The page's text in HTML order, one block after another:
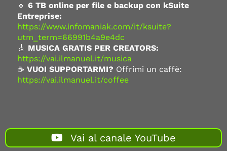
🔹 6 TB online per file e backup con kSuite
Entreprise:
https://www.infomaniak.com/it/ksuite?
utm_term=66991b4a9e4dc
🎸 MUSICA GRATIS PER CREATORS:
https://vai.ilmanuel.it/musica
☕ VUOI SUPPORTARMI? Offrimi un caffè:
https://vai.ilmanuel.it/coffee
Vai al canale YouTube